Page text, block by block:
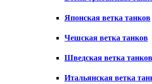
Японская ветка танков
Чешская ветка танков
Шведская ветка танков
Итальянская ветка